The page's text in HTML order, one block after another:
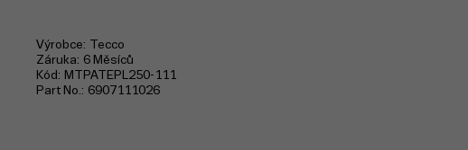
Výrobce Tecco
Záruka 6 Měsíců
Kód
MTPATEPL250-111
Part No. 6907111026